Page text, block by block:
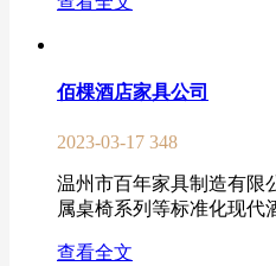
佰棵酒店家具公司
2023-03-17 348
温州市百年家具制造有限
属桌椅系列等标准化现代
查看全文